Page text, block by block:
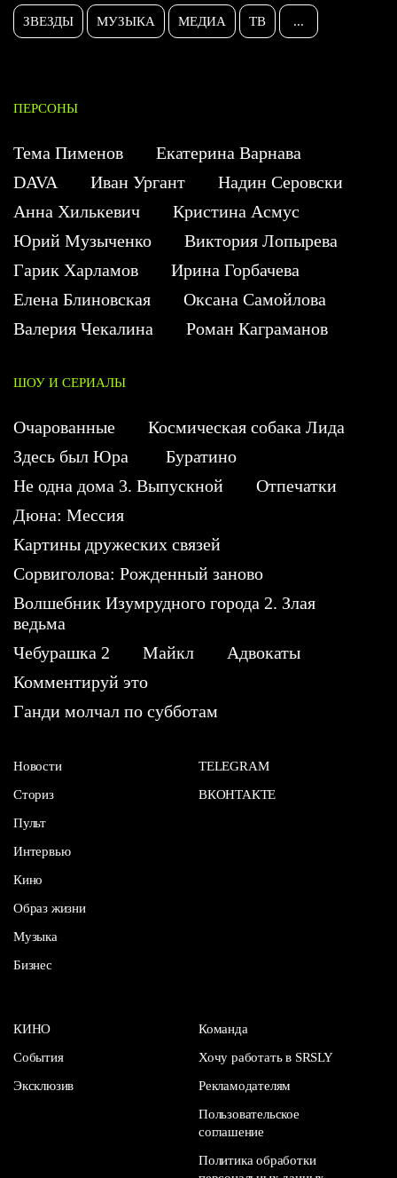
ЗВЕЗДЫ МУЗЫКА МЕДИА ТВ ...
ПЕРСОНЫ
Тема Пименов
Екатерина Варнава
DAVA
Иван Ургант
Надин Серовски
Анна Хилькевич
Кристина Асмус
Юрий Музыченко
Виктория Лопырева
Гарик Харламов
Ирина Горбачева
Елена Блиновская
Оксана Самойлова
Валерия Чекалина
Роман Каграманов
ШОУ И СЕРИАЛЫ
Очарованные
Космическая собака Лида
Здесь был Юра
Буратино
Не одна дома 3. Выпускной
Отпечатки
Дюна: Мессия
Картины дружеских связей
Сорвиголова: Рожденный заново
Волшебник Изумрудного города 2. Злая
ведьма
Чебурашка 2
Майкл
Адвокаты
Комментируй это
Ганди молчал по субботам
Новости
Сториз
Пульт
Интервью
Кино
Образ жизни
Музыка
Бизнес
TELEGRAM
ВКОНТАКТЕ
КИНО
События
Эксклюзив
Команда
Хочу работать в SRSLY
Рекламодателям
Пользовательское
соглашение
Политика обработки